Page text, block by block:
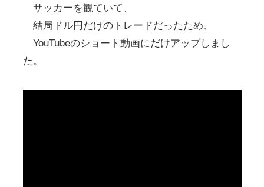
サッカーを観ていて、
結局ドル円だけのトレードだったため、
YouTubeのショート動画にだけアップしまし
た。